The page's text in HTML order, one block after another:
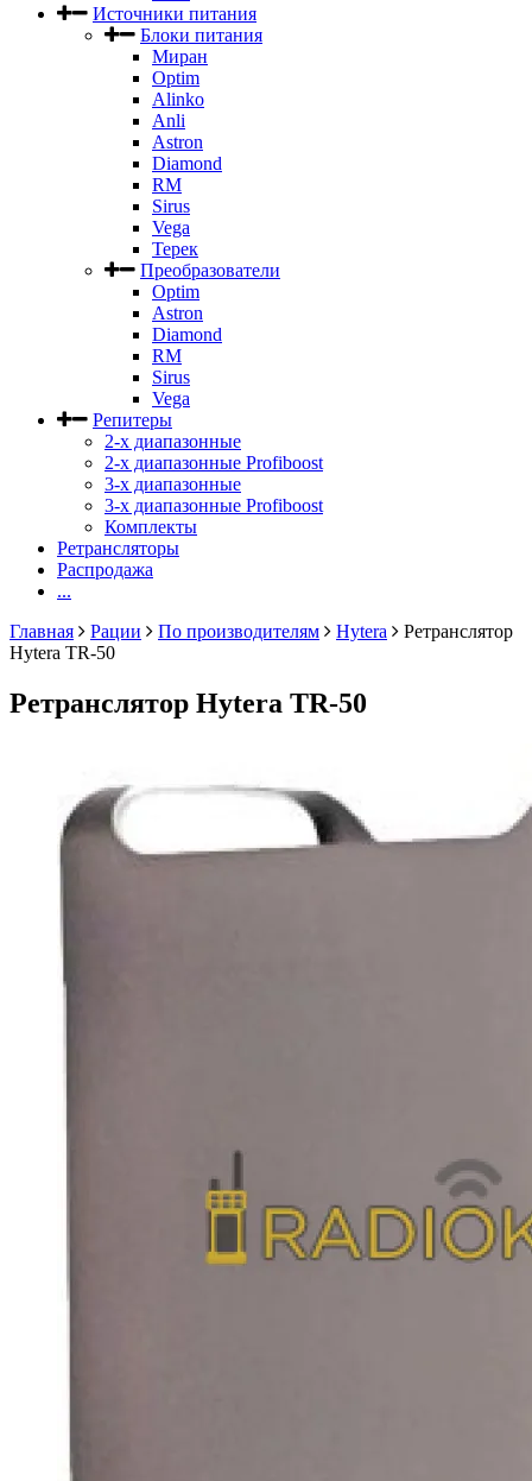
Источники питания
Блоки питания
Миран
Optim
Alinko
Anli
Astron
Diamond
RM
Sirus
Vega
Терек
Преобразователи
Optim
Astron
Diamond
RM
Sirus
Vega
Репитеры
2-х диапазонные
2-х диапазонные Profiboost
3-х диапазонные
3-х диапазонные Profiboost
Комплекты
Ретрансляторы
Распродажа
...
Главная
Рации По производителям Hytera
Ретранслятор
Hytera TR-50
Ретранслятор Hytera TR-50